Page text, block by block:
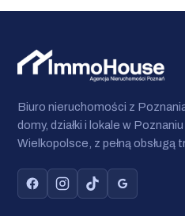
Biuro nieruchomości z
domy, działki i lokale w Poznaniu
Wielkopolsce, z pełną obsługą